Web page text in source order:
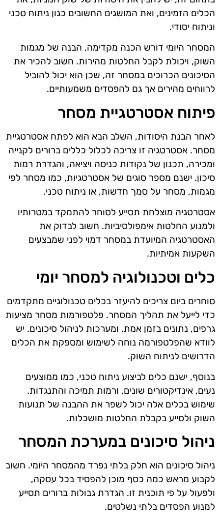
הכלים הזמינים, ואת המושגים החשובים כגון ניתוח טכני
וניתוח יסודי.
המסחר היומי דורש הכנה מקדימה, הבנה של מגמות
השוק, ויכולת לקבל החלטות מהירות. חשוב להכיר את
הסיכונים הכרוכים במסחר זה, שכן הוא יכול להוביל
לרווחים מהירים אך גם להפסדים משמעותיים.
פיתוח אסטרטגיית מסחר
לאחר הבנת היסודות, השלב הבא הוא לפתח אסטרטגיית
מסחר. אסטרטגיה זו צריכה לכלול כללים ברורים לקנייה
ומכירה, תכנון של נקודות כניסה ויציאה, והגדרת רמות
סיכון. ישנם מספר סוגים של אסטרטגיות, כמו מסחר לפי
מגמות, מסחר על סמך חדשות, או ניתוח טכני.
אסטרטגיה מוצלחת תסייע לסוחר להתמקד במטרותיו
ולמנוע החלטות אימפולסיביות. חשוב לבדוק את
האסטרטגיה המיועדת במסחר דמוי לפני שמבצעים
השקעות אמיתיות.
כלים וטכנולוגיה למסחר יומי
סוחרים ביום צריכים להיעזר בכלים טכנולוגיים מתקדמים
כדי לייעל את תהליך המסחר. פלטפורמות מסחר מציעות
גרפים, נתונים בזמן אמת, ומערכות לניהול סיכונים. יש
לוודא שהפלטפורמה נוחה לשימוש ומספקת את הכלים
הדרושים לניתוח השוק.
בנוסף, ישנם כלים לביצוע ניתוח טכני, כמו ממוצעים
נעים, אינדיקטורים שונים, ורמות תמיכה והתנגדות.
שימוש בכלים אלה יכול לשפר את ההבנה של תנועות
השוק ולסייע בקבלת החלטות מושכלות.
ניהול סיכונים במערכת המסחר
ניהול סיכונים הוא חלק בלתי נפרד מהמסחר היומי. חשוב
לקבוע מראש כמה כסף מוכן להפסיד בכל עסקה,
ולפעול על פי תוכנית זו. הגדרת גבולות ברורים תסייע
למנוע הפסדים בלתי נשלטים.